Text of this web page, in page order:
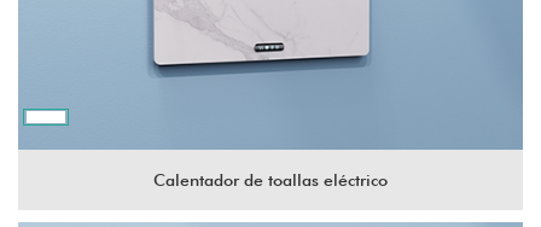
Calentador de toallas eléctrico